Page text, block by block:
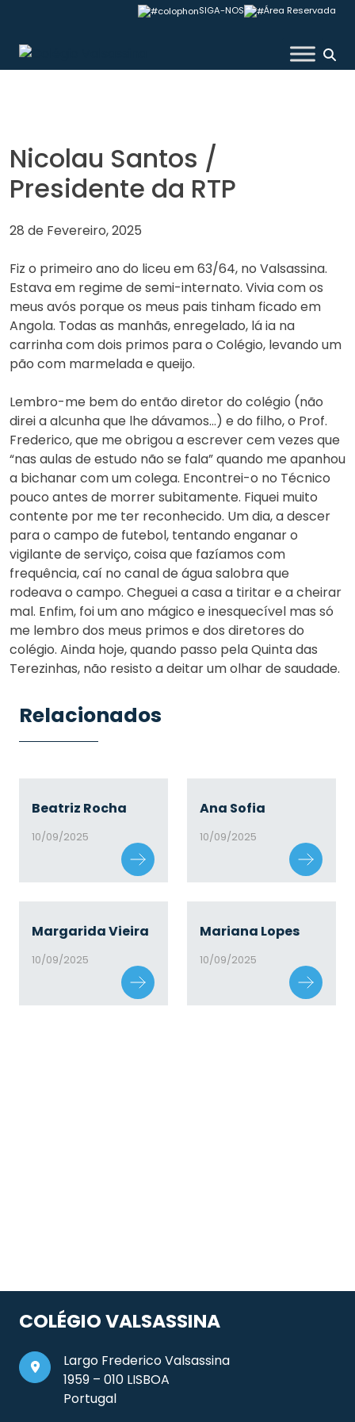
content
SIGA-NOS Área Reservada
Colégio Valsassina
Nicolau Santos /
Presidente da RTP
28 de Fevereiro, 2025
Fiz o primeiro ano do liceu em 63/64, no Valsassina.
Estava em regime de semi-internato. Vivia com os
meus avós porque os meus pais tinham ficado em
Angola. Todas as manhãs, enregelado, lá ia na
carrinha com dois primos para o Colégio, levando um
pão com marmelada e queijo.
Lembro-me bem do então diretor do colégio (não
direi a alcunha que lhe dávamos…) e do filho, o Prof.
Frederico, que me obrigou a escrever cem vezes que
“nas aulas de estudo não se fala” quando me apanhou
a bichanar com um colega. Encontrei-o no Técnico
pouco antes de morrer subitamente. Fiquei muito
contente por me ter reconhecido. Um dia, a descer
para o campo de futebol, tentando enganar o
vigilante de serviço, coisa que fazíamos com
frequência, caí no canal de água salobra que
rodeava o campo. Cheguei a casa a tiritar e a cheirar
mal. Enfim, foi um ano mágico e inesquecível mas só
me lembro dos meus primos e dos diretores do
colégio. Ainda hoje, quando passo pela Quinta das
Terezinhas, não resisto a deitar um olhar de saudade.
Relacionados
Beatriz Rocha
10/09/2025
Ana Sofia
10/09/2025
Margarida Vieira
10/09/2025
Mariana Lopes
10/09/2025
COLÉGIO VALSASSINA
Largo Frederico Valsassina
1959 – 010 LISBOA
Portugal